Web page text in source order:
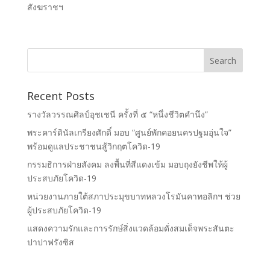
สังฆราชฯ
Recent Posts
รางวัลวรรณศิลป์อุชเชนี ครั้งที่ ๕ “หนึ่งชีวิตคำนึง”
พระคาร์ดินัลเกรียงศักดิ์ มอบ “ศูนย์พักคอยนครปฐมอุ่นใจ”
พร้อมดูแลประชาชนสู้วิกฤตโควิด-19
กรรมธิการฝ่ายสังคม ลงพื้นที่สีแดงเข้ม มอบถุงยังชีพให้ผู้
ประสบภัยโควิด-19
หน่วยงานภายใต้สภาประมุขบาทหลวงโรมันคาทอลิกฯ ช่วย
ผู้ประสบภัยโควิด-19
แสดงความรักและการรักษ์สิ่งแวดล้อมดั่งสมเด็จพระสันตะ
ปาปาฟรังซิส